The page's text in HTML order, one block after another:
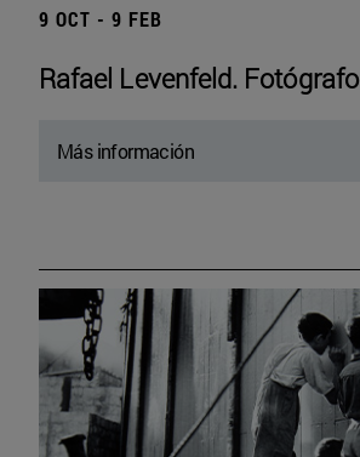
9 OCT - 9 FEB
Rafael Levenfeld. Fotógrafo
Más información